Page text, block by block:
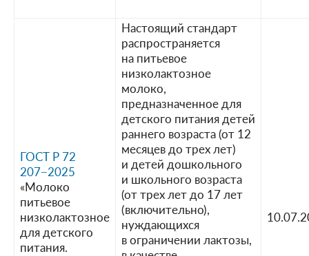
ГОСТ Р 72
207−2025
«Молоко
питьевое
низколактозное
для детского
питания.
Настоящий стандарт
распространяется
на питьевое
низколактозное
молоко,
предназначенное для
детского питания детей
раннего возраста (от 12
месяцев до трех лет)
и детей дошкольного
и школьного возраста
(от трех лет до 17 лет
(включительно),
нуждающихся
в ограничении лактозы,